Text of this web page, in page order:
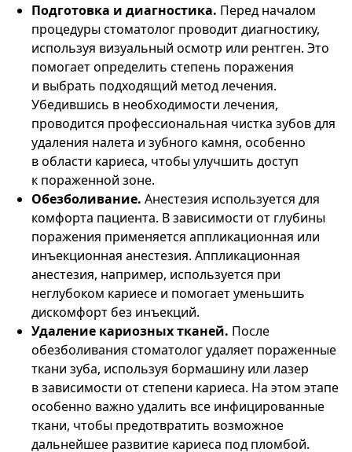
Подготовка и диагностика. Перед началом
процедуры стоматолог проводит диагностику,
используя визуальный осмотр или рентген. Это
помогает определить степень поражения
и выбрать подходящий метод лечения.
Убедившись в необходимости лечения,
проводится профессиональная чистка зубов для
удаления налета и зубного камня, особенно
в области кариеса, чтобы улучшить доступ
к пораженной зоне.
Обезболивание. Анестезия используется для
комфорта пациента. В зависимости от глубины
поражения применяется аппликационная или
инъекционная анестезия. Аппликационная
анестезия, например, используется при
неглубоком кариесе и помогает уменьшить
дискомфорт без инъекций.
Удаление кариозных тканей. После
обезболивания стоматолог удаляет пораженные
ткани зуба, используя бормашину или лазер
в зависимости от степени кариеса. На этом этапе
особенно важно удалить все инфицированные
ткани, чтобы предотвратить возможное
дальнейшее развитие кариеса под пломбой.